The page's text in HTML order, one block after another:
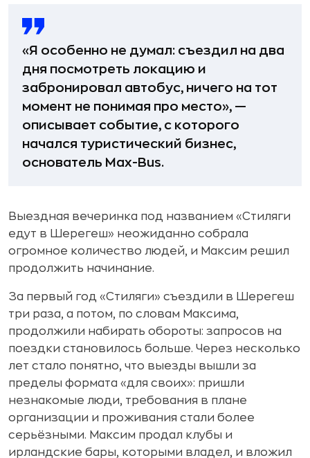
«Я особенно не думал: съездил на два
дня посмотреть локацию и
забронировал автобус, ничего на тот
момент не понимая про место», —
описывает событие, с которого
начался туристический бизнес,
основатель Max-Bus.
Выездная вечеринка под названием «Стиляги
едут в Шерегеш» неожиданно собрала
огромное количество людей, и Максим решил
продолжить начинание.
За первый год «Стиляги» съездили в Шерегеш
три раза, а потом, по словам Максима,
продолжили набирать обороты: запросов на
поездки становилось больше. Через несколько
лет стало понятно, что выезды вышли за
пределы формата «для своих»: пришли
незнакомые люди, требования в плане
организации и проживания стали более
серьёзными. Максим продал клубы и
ирландские бары, которыми владел, и вложил